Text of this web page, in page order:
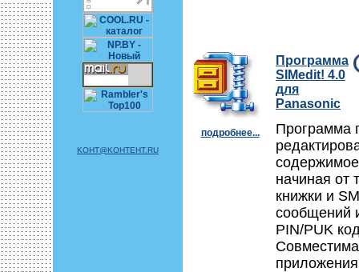
KOHT@KOHTEHT.RU
подробнее...
Программа
SIMedit! 4.0
для
Panasonic
Программа
начиная от
книжки и
сообщений
PIN/PUK